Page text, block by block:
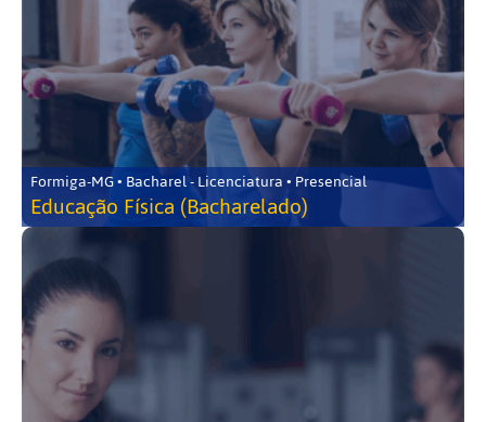
Formiga-MG • Bacharel - Licenciatura • Presencial
Educação Física (Bacharelado)